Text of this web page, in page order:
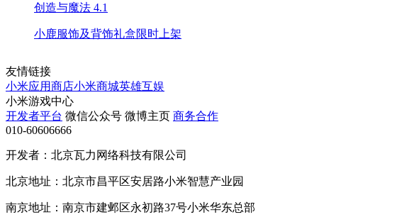
创造与魔法 4.1
小鹿服饰及背饰礼盒限时上架
友情链接
小米应用商店小米商城英雄互娱
小米游戏中心
开发者平台 微信公众号 微博主页 商务合作
010-60606666
开发者：北京瓦力网络科技有限公司
北京地址：北京市昌平区安居路小米智慧产业园
南京地址：南京市建邺区永初路37号小米华东总部